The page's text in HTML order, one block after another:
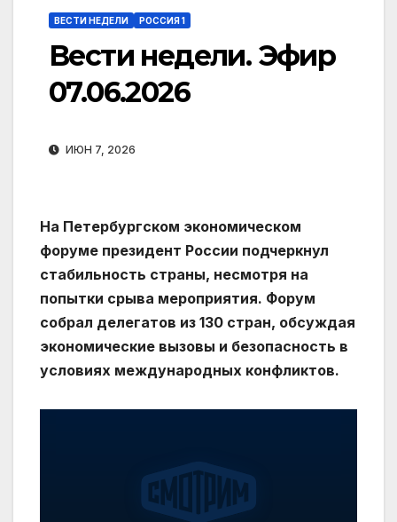
ВЕСТИ НЕДЕЛИ РОССИЯ 1
Вести недели. Эфир
07.06.2026
ИЮН 7, 2026
На Петербургском экономическом
форуме президент России подчеркнул
стабильность страны, несмотря на
попытки срыва мероприятия. Форум
собрал делегатов из 130 стран, обсуждая
экономические вызовы и безопасность в
условиях международных конфликтов.